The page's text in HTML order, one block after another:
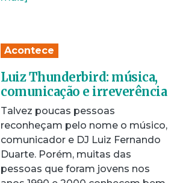
Acontece
Luiz Thunderbird: música,
comunicação e irreverência
Talvez poucas pessoas
reconheçam pelo nome o músico,
comunicador e DJ Luiz Fernando
Duarte. Porém, muitas das
pessoas que foram jovens nos